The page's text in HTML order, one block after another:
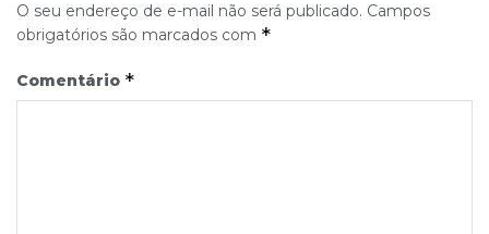
O seu endereço de e-mail não será publicado. Campos
obrigatórios são marcados com *
Comentário *